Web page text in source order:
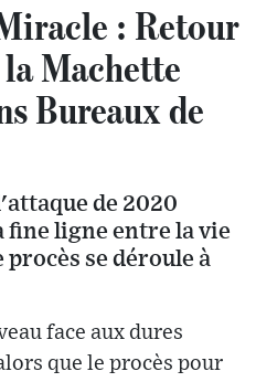
: Retour
Machette
Bureaux de
de 2020
fine ligne entre la vie
se déroule à
face aux dures
que le procès pour